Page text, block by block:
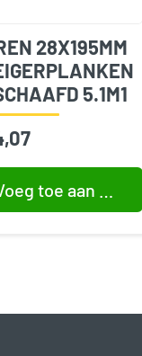
28X195MM
5.1M1
Voeg toe aan winkelwagen